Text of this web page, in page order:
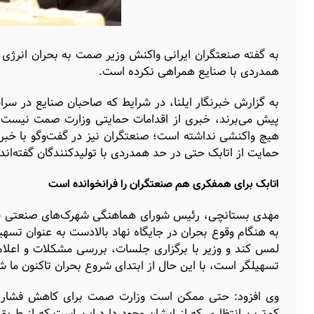
به گفته صنعتگران ایرانی واکنش وزیر صمت به بحران
همدردی با صنایع همراهی نکرده است.
به گزارش خبرنگار ایلنا، در شرایط که صاحبان صنایع در
پیش می‌برند، خبری از اقدامات حمایتی وزارت صمت نیست
هیچ واکنشی نداشته است؛ صنعتگران نیز در گفت‌وگو با
حمایت از اتابک حتی در حد همدردی با تولیدکنندگان
اتابک برای همفکری هم صنعتگران را فرانخوانده‌ است
مهدی بستانچی، رئیس شورای هماهنگی شهرک‌های صنعتی
به هنگام وقوع بحران در جایگاه نهاد بالادست به عنوان
لمس کند و وزیر با برگزاری جلسات، بررسی مشکلات و
تسهیلگر است، با این حال از ابتدای شروع بحران تاکنون
وی افزود: حتی ممکن است وزارت صمت برای کاهش فشار